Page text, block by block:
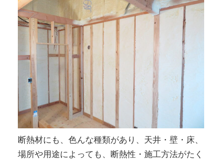
断熱材にも、色んな種類があり、天井・壁・床、
場所や用途によっても、断熱性・施工方法がたく